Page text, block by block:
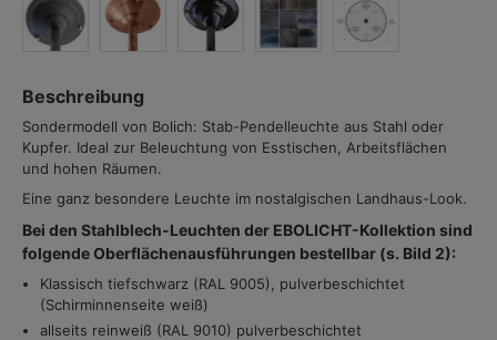
Beschreibung
Sondermodell von Bolich: Stab-Pendelleuchte aus Stahl oder
Kupfer. Ideal zur Beleuchtung von Esstischen, Arbeitsflächen
und hohen Räumen.
Eine ganz besondere Leuchte im nostalgischen Landhaus-Look.
Bei den Stahlblech-Leuchten der EBOLICHT-Kollektion sind
folgende Oberflächenausführungen bestellbar (s. Bild 2):
Klassisch tiefschwarz (RAL 9005), pulverbeschichtet
(Schirminnenseite weiß)
allseits reinweiß (RAL 9010) pulverbeschichtet